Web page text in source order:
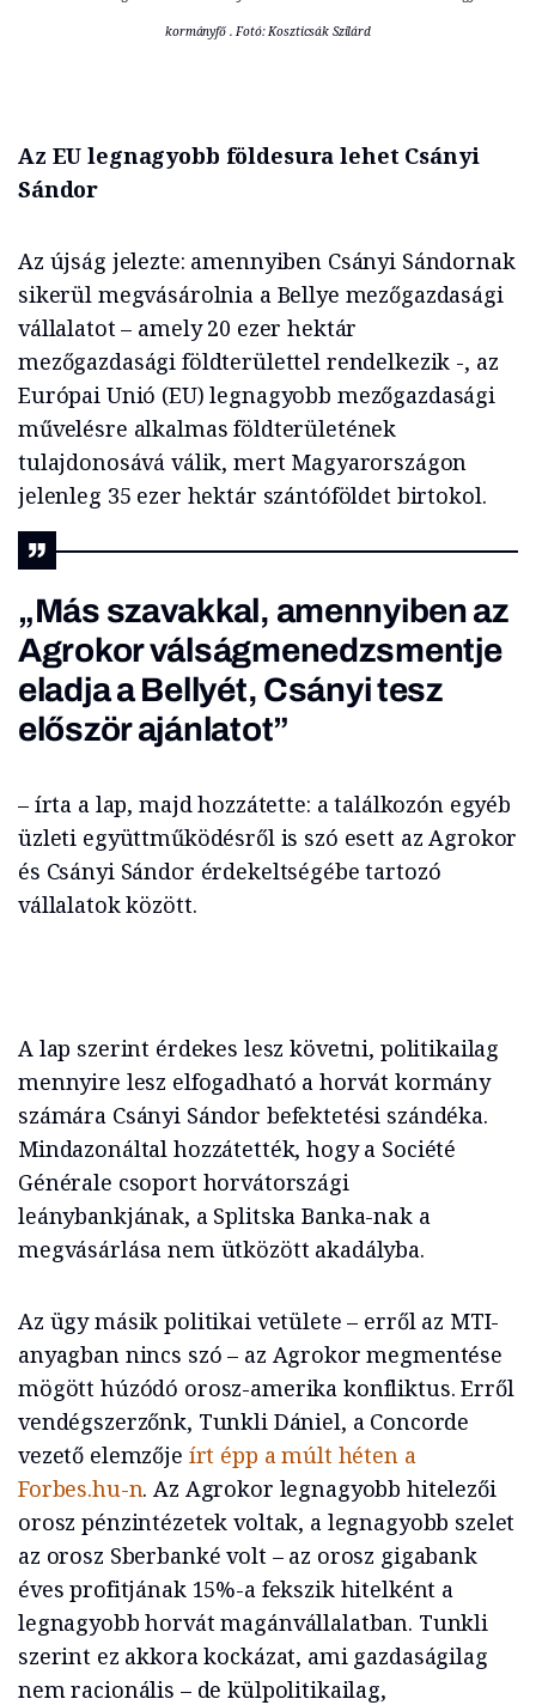
kormányfő . Fotó: Koszticsák Szilárd
Az EU legnagyobb földesura lehet Csányi
Sándor
Az újság jelezte: amennyiben Csányi Sándornak
sikerül megvásárolnia a Bellye mezőgazdasági
vállalatot – amely 20 ezer hektár
mezőgazdasági földterülettel rendelkezik -, az
Európai Unió (EU) legnagyobb mezőgazdasági
művelésre alkalmas földterületének
tulajdonosává válik, mert Magyarországon
jelenleg 35 ezer hektár szántóföldet birtokol.
„Más szavakkal, amennyiben az
Agrokor válságmenedzsmentje
eladja a Bellyét, Csányi tesz
először ajánlatot”
– írta a lap, majd hozzátette: a találkozón egyéb
üzleti együttműködésről is szó esett az Agrokor
és Csányi Sándor érdekeltségébe tartozó
vállalatok között.
A lap szerint érdekes lesz követni, politikailag
mennyire lesz elfogadható a horvát kormány
számára Csányi Sándor befektetési szándéka.
Mindazonáltal hozzátették, hogy a Société
Générale csoport horvátországi
leánybankjának, a Splitska Banka-nak a
megvásárlása nem ütközött akadályba.
Az ügy másik politikai vetülete – erről az MTI-
anyagban nincs szó – az Agrokor megmentése
mögött húzódó orosz-amerika konfliktus. Erről
vendégszerzőnk, Tunkli Dániel, a Concorde
vezető elemzője írt épp a múlt héten a
Forbes.hu-n. Az Agrokor legnagyobb hitelezői
orosz pénzintézetek voltak, a legnagyobb szelet
az orosz Sberbanké volt – az orosz gigabank
éves profitjának 15%-a fekszik hitelként a
legnagyobb horvát magánvállalatban. Tunkli
szerint ez akkora kockázat, ami gazdaságilag
nem racionális – de külpolitikailag,